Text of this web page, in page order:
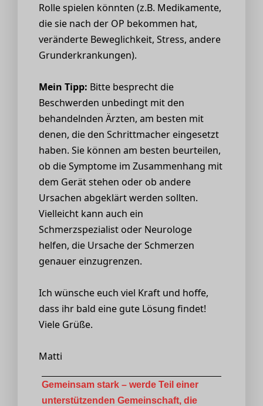
Rolle spielen könnten (z.B. Medikamente,
die sie nach der OP bekommen hat,
veränderte Beweglichkeit, Stress, andere
Grunderkrankungen).
Mein Tipp: Bitte besprecht die
Beschwerden unbedingt mit den
behandelnden Ärzten, am besten mit
denen, die den Schrittmacher eingesetzt
haben. Sie können am besten beurteilen,
ob die Symptome im Zusammenhang mit
dem Gerät stehen oder ob andere
Ursachen abgeklärt werden sollten.
Vielleicht kann auch ein
Schmerzspezialist oder Neurologe
helfen, die Ursache der Schmerzen
genauer einzugrenzen.
Ich wünsche euch viel Kraft und hoffe,
dass ihr bald eine gute Lösung findet!
Viele Grüße.
Matti
Gemeinsam stark – werde Teil einer
unterstützenden Gemeinschaft, die